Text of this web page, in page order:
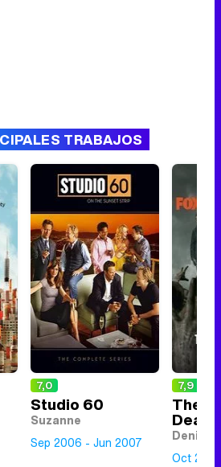
TRABAJOS
7,0
Studio 60
Suzanne
Sep 2006 - Jun 2007
7,9
The
Dead
Denise
Oct